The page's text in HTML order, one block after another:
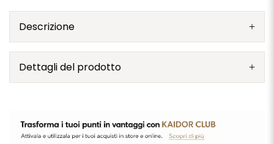
Descrizione
Dettagli del prodotto